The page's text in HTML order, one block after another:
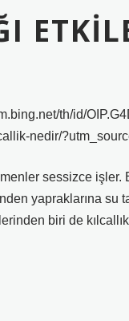
th/id/
nedir/
sessizce işler.
yapraklarına su
biri de